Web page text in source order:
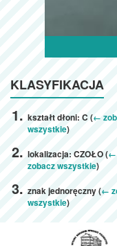
KLASYFIKACJA
kształt dłoni: C (←
wszystkie)
lokalizacja: CZOŁO (←
zobacz wszystkie)
znak jednoręczny (←
wszystkie)